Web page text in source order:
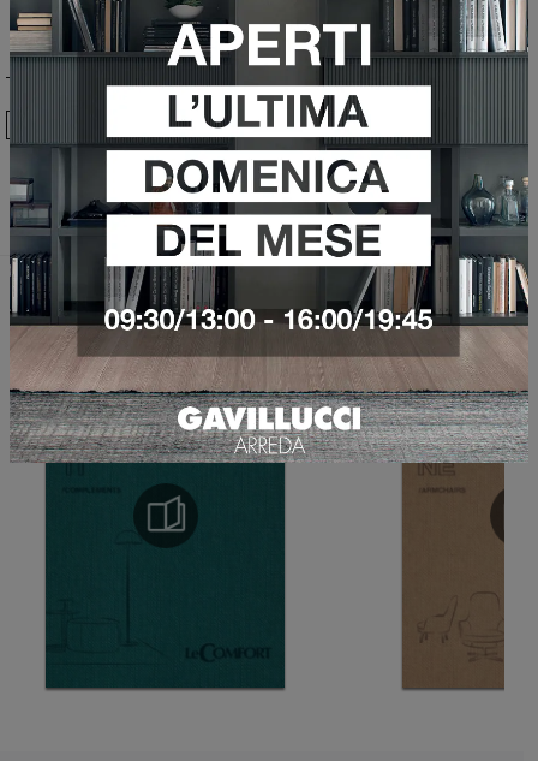
Sfoglia i cataloghi
Ho preso visione della Privacy Policy